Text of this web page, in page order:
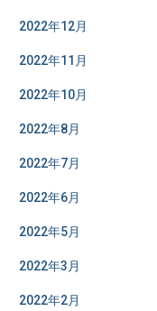
2022年12月
2022年11月
2022年10月
2022年8月
2022年7月
2022年6月
2022年5月
2022年3月
2022年2月